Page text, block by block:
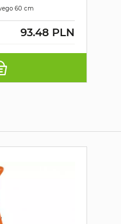
60 cm
93.48 PLN